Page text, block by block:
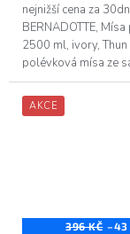
nejnižší cena za
BERNADOTTE,
2500 ml, ivory, Thun
polévková mísa ze
BERNADOTTE bez
barvě slonová kost -
polévkové mísy je
AKCE
396 KČ –43